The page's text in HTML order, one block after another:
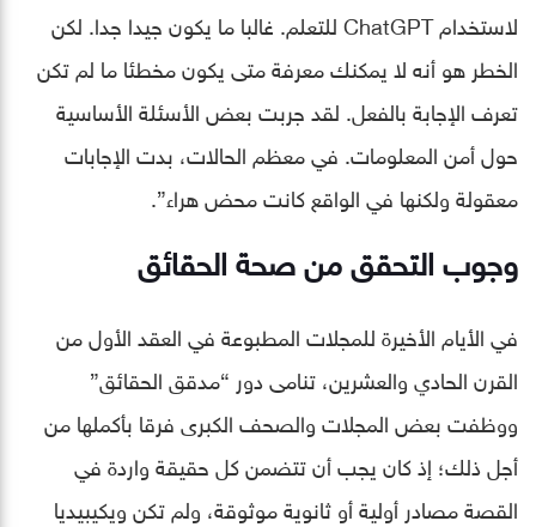
لاستخدام ChatGPT للتعلم. غالبا ما يكون جيدا جدا. لكن
الخطر هو أنه لا يمكنك معرفة متى يكون مخطئا ما لم تكن
تعرف الإجابة بالفعل. لقد جربت بعض الأسئلة الأساسية
حول أمن المعلومات. في معظم الحالات، بدت الإجابات
معقولة ولكنها في الواقع كانت محض هراء”.
وجوب التحقق من صحة الحقائق
في الأيام الأخيرة للمجلات المطبوعة في العقد الأول من
القرن الحادي والعشرين، تنامى دور “مدقق الحقائق”
ووظفت بعض المجلات والصحف الكبرى فرقا بأكملها من
أجل ذلك؛ إذ كان يجب أن تتضمن كل حقيقة واردة في
القصة مصادر أولية أو ثانوية موثوقة، ولم تكن ويكيبيديا